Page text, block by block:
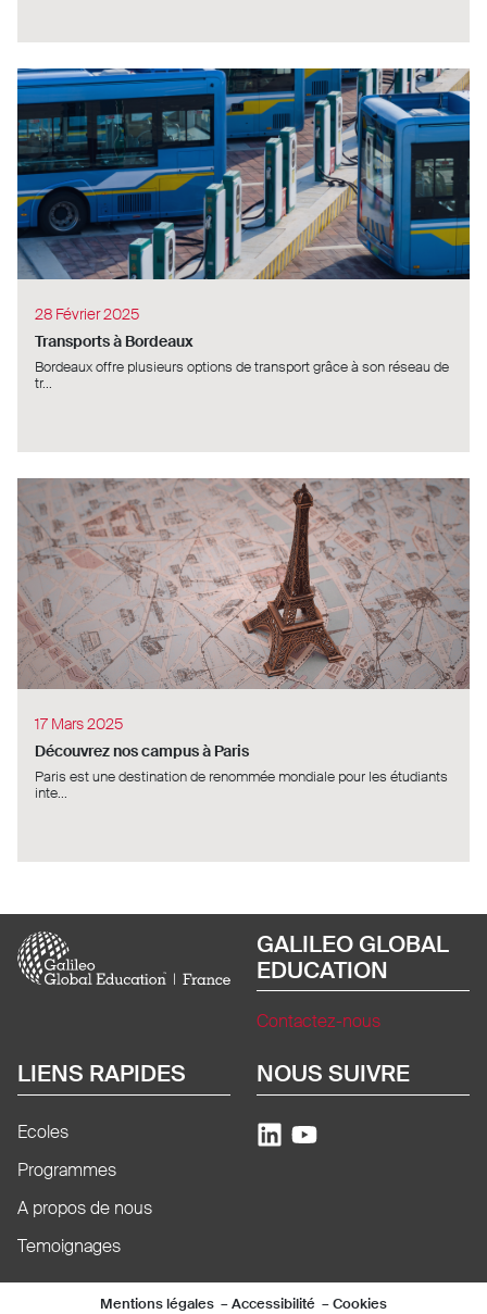
28 Février 2025
Transports à Bordeaux
Bordeaux offre plusieurs options de transport grâce à son réseau de
tr...
17 Mars 2025
Découvrez nos campus à Paris
Paris est une destination de renommée mondiale pour les étudiants
inte...
Image
GALILEO GLOBAL
EDUCATION
Contactez-nous
LIENS RAPIDES
Ecoles
Programmes
A propos de nous
Temoignages
NOUS SUIVRE
Mentions légales Accessibilité
Cookies